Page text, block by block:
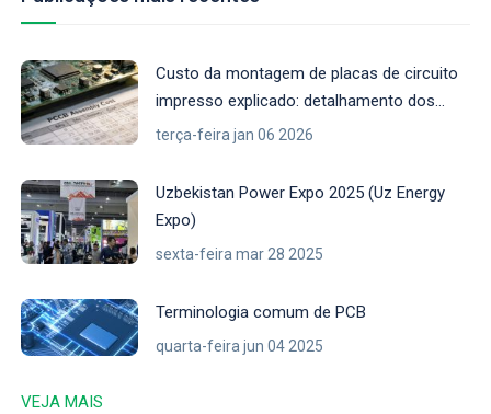
Custo da montagem de placas de circuito
impresso explicado: detalhamento dos
preços e dicas
terça-feira jan 06 2026
Uzbekistan Power Expo 2025 (Uz Energy
Expo)
sexta-feira mar 28 2025
Terminologia comum de PCB
quarta-feira jun 04 2025
VEJA MAIS